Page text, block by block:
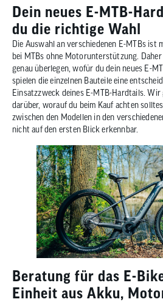
Dein neues E-MTB-
du die richtige Wahl
Die Auswahl an verschiedenen E-MTBs
bei MTBs ohne Motorunterstützung.
genau überlegen, wofür du dein neues E-
spielen die einzelnen Bauteile eine
Einsatzzweck deines E-MTB-Hardtails.
darüber, worauf du beim Kauf achten
zwischen den Modellen in den
nicht auf den ersten Blick erkennbar.
Beratung für das E-
Einheit aus Akku,